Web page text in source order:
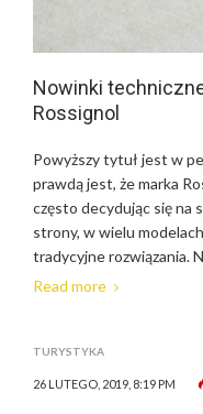
Nowinki
Rossignol
Powyższy tytuł jest w
prawdą jest, że marka
często decydując się na
strony, w wielu
tradycyjne rozwiązania.
Read more
TURYSTYKA
26 LUTEGO, 2019, 8:19 PM